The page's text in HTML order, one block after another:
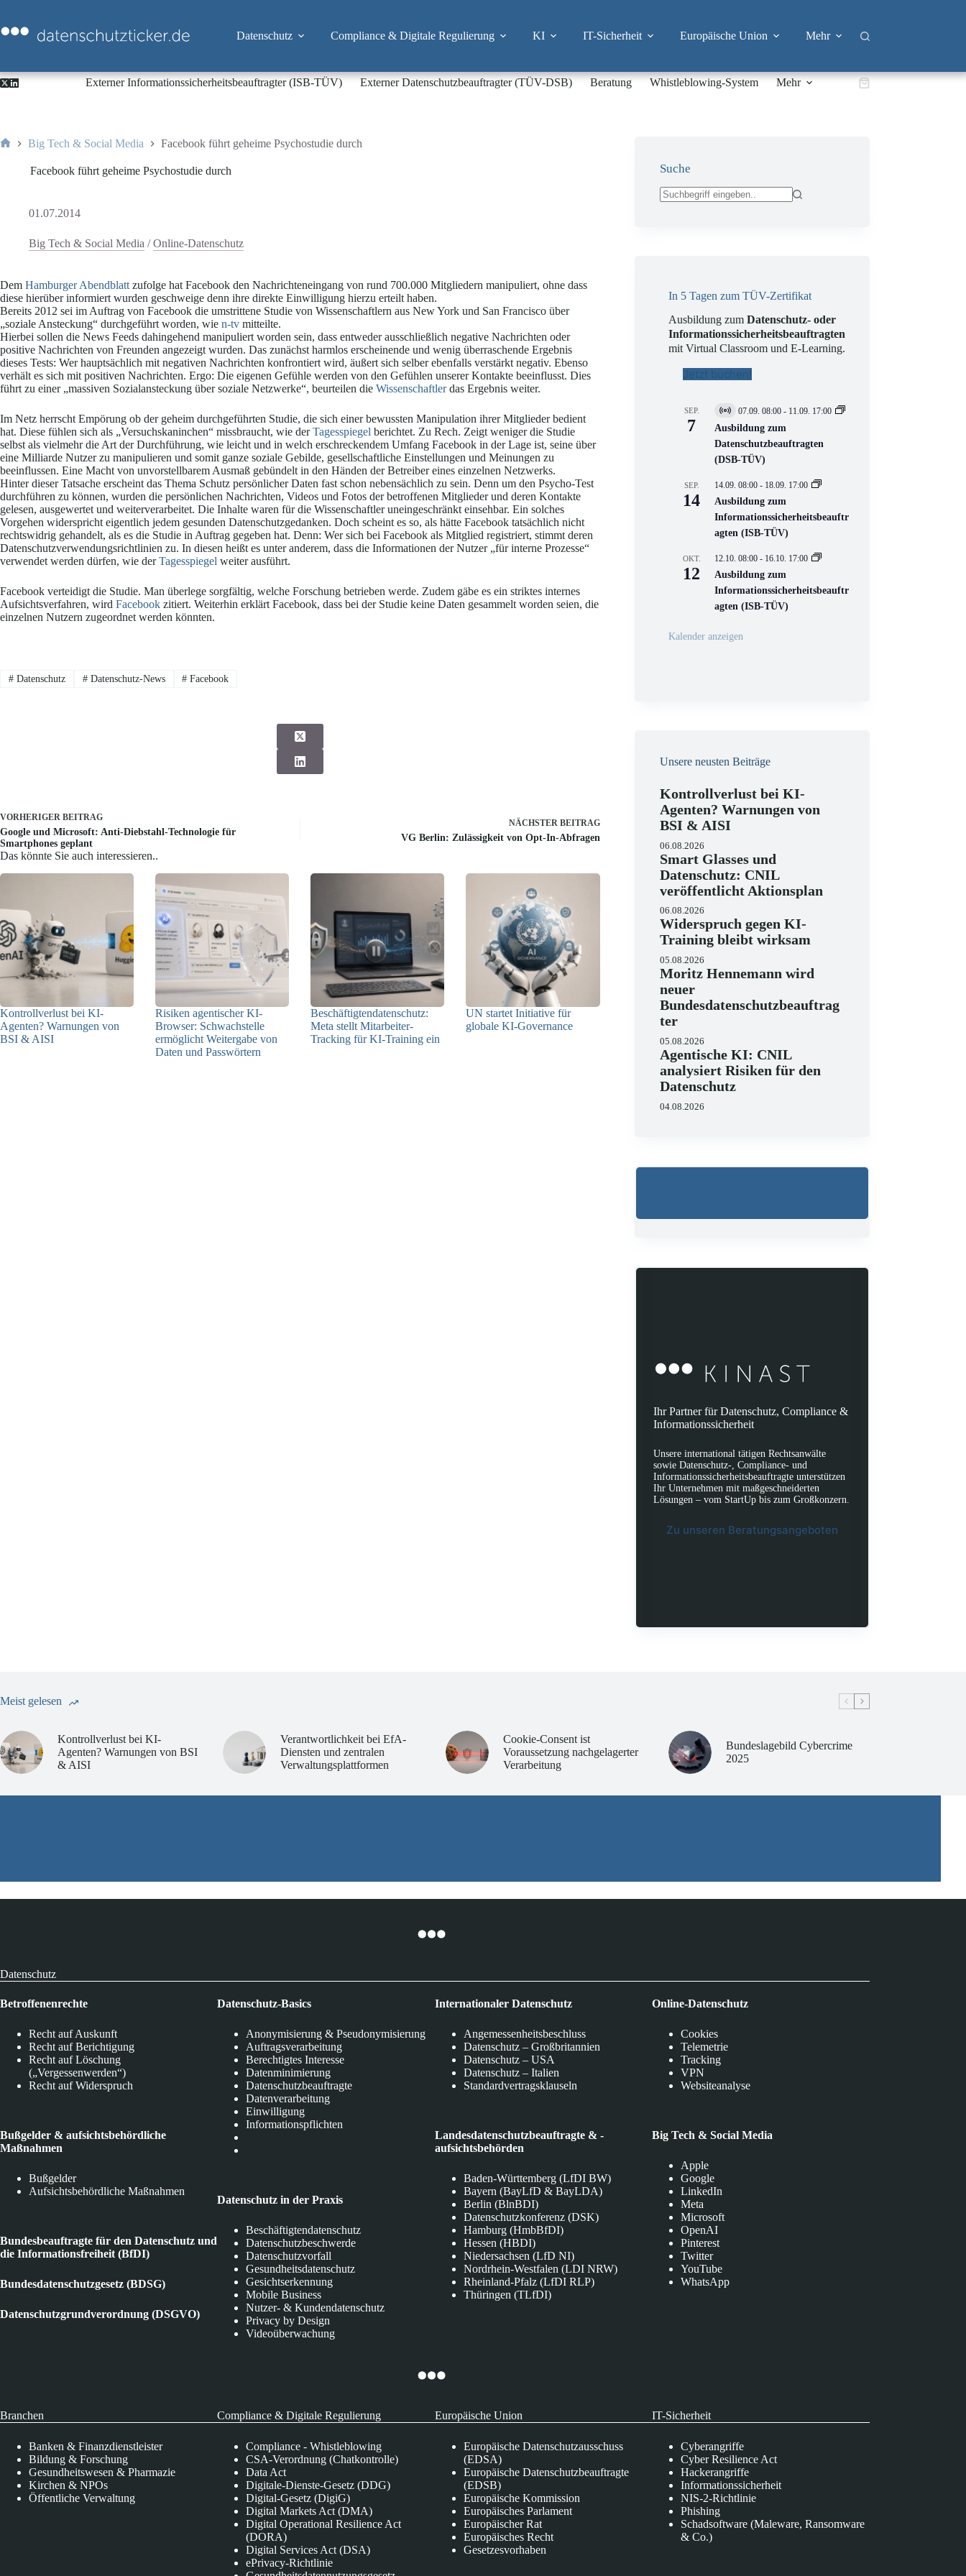
springen
Datenschutz Compliance & Digitale Regulierung KI IT-Sicherheit Europäische Union Mehr
Externer Informationssicherheitsbeauftragter (ISB-TÜV) Externer Datenschutzbeauftragter (TÜV-DSB) Beratung Whistleblowing-System Mehr Warenkorb
Big Tech & Social Media Facebook führt geheime Psychostudie durch
Facebook führt geheime Psychostudie durch
01.07.2014
Big Tech & Social Media /Online-Datenschutz
Dem Hamburger Abendblatt zufolge hat Facebook den Nachrichteneingang von rund 700.000 Mitgliedern manipuliert, ohne dass
diese hierüber informiert wurden geschweige denn ihre direkte Einwilligung hierzu erteilt haben.
Bereits 2012 sei im Auftrag von Facebook die umstrittene Studie von Wissenschaftlern aus New York und San Francisco über
„soziale Ansteckung“ durchgeführt worden, wie n-tv mitteilte.
Hierbei sollen die News Feeds dahingehend manipuliert worden sein, dass entweder ausschließlich negative Nachrichten oder
positive Nachrichten von Freunden angezeigt wurden. Das zunächst harmlos erscheinende und wenig überraschende Ergebnis
dieses Tests: Wer hauptsächlich mit negativen Nachrichten konfrontiert wird, äußert sich selber ebenfalls verstärkt negativ. Ebenso
verhält es sich mit positiven Nachrichten. Ergo: Die eigenen Gefühle werden von den Gefühlen unserer Kontakte beeinflusst. Dies
führt zu einer „massiven Sozialansteckung über soziale Netzwerke“, beurteilen die Wissenschaftlerdas Ergebnis weiter.
Im Netz herrscht Empörung ob der geheim durchgeführten Studie, die sich einer bewussten Manipulation ihrer Mitglieder bedient
hat. Diese fühlen sich als „Versuchskaninchen“ missbraucht, wie derTagesspiegel berichtet. Zu Rech. Zeigt weniger die Studie
selbst als vielmehr die Art der Durchführung, wie leicht und in welch erschreckendem Umfang Facebook in der Lage ist, seine über
eine Milliarde Nutzer zu manipulieren und somit ganze soziale Gebilde, gesellschaftliche Einstellungen und Meinungen zu
beeinflussen. Eine Macht von unvorstellbarem Ausmaß gebündelt in den Händen der Betreiber eines einzelnen Netzwerks.
Hinter dieser Tatsache erscheint das Thema Schutz persönlicher Daten fast schon nebensächlich zu sein. Denn um den Psycho-Test
durchführen zu können, wurden die persönlichen Nachrichten, Videos und Fotos der betroffenen Mitglieder und deren Kontakte
gelesen, ausgewertet und weiterverarbeitet. Die Inhalte waren für die Wissenschaftler uneingeschränkt einsehbar. Ein solches
Vorgehen widerspricht eigentlich jedem gesunden Datenschutzgedanken. Doch scheint es so, als hätte Facebook tatsächlich nicht
rechtswidrig gehandelt, als es die Studie in Auftrag gegeben hat. Denn: Wer sich bei Facebook als Mitglied registriert, stimmt deren
Datenschutzverwendungsrichtlinien zu. In diesen heißt es unter anderem, dass die Informationen der Nutzer „für interne Prozesse“
verwendet werden dürfen, wie derTagesspiegel weiter ausführt.
Facebook verteidigt die Studie. Man überlege sorgfältig, welche Forschung betrieben werde. Zudem gäbe es ein striktes internes
Aufsichtsverfahren, wird Facebook zitiert. Weiterhin erklärt Facebook, dass bei der Studie keine Daten gesammelt worden seien, die
einzelnen Nutzern zugeordnet werden könnten.
#Datenschutz #Datenschutz-News # Facebook
VORHERIGER BEITRAG
Google und Microsoft: Anti-Diebstahl-Technologie für
Smartphones geplant
NÄCHSTER BEITRAG
VG Berlin: Zulässigkeit von Opt-In-Abfragen
Das könnte Sie auch interessieren..
Kontrollverlust bei KI-
Agenten? Warnungen von
BSI & AISI
Risiken agentischer KI-
Browser: Schwachstelle
ermöglicht Weitergabe von
Daten und Passwörtern
Beschäftigtendatenschutz:
Meta stellt Mitarbeiter-
Tracking für KI-Training ein
UN startet Initiative für
globale KI-Governance
Suche
In 5 Tagen zum TÜV-Zertifikat
Ausbildung zumDatenschutz- oder
Informationssicherheitsbeauftragten
mit Virtual Classroom und E-Learning.
Jetzt buchen!
SEP.
7
V
i
t
u
l
V
e
r
n
s
t
a
t
n
07.09. 08:00 - 11.09. 17:00
Ausbildung zum
Datenschutzbeauftragten
(DSB-TÜV)
SEP.
14
14.09. 08:00 - 18.09. 17:00
Ausbildung zum
Informationssicherheitsbeauftr
agten (ISB-TÜV)
OKT.
12
12.10. 08:00 - 16.10. 17:00
Ausbildung zum
Informationssicherheitsbeauftr
agten (ISB-TÜV)
Kalender anzeigen
Unsere neusten Beiträge
Kontrollverlust bei KI-
Agenten? Warnungen von
BSI & AISI
06.08.2026
Smart Glasses und
Datenschutz: CNIL
veröffentlicht Aktionsplan
06.08.2026
Widerspruch gegen KI-
Training bleibt wirksam
05.08.2026
Moritz Hennemann wird
neuer
Bundesdatenschutzbeauftrag
ter
05.08.2026
Agentische KI: CNIL
analysiert Risiken für den
Datenschutz
04.08.2026
Ihr Partner für Datenschutz, Compliance &
Informationssicherheit
Unsere international tätigen Rechtsanwälte
sowie Datenschutz-, Compliance- und
Informationssicherheitsbeauftragte unterstützen
Ihr Unternehmen mit maßgeschneiderten
Lösungen – vom StartUp bis zum Großkonzern.
Zu unseren Beratungsangeboten
Meist gelesen
Kontrollverlust bei KI-
Agenten? Warnungen von BSI
& AISI
Verantwortlichkeit bei EfA-
Diensten und zentralen
Verwaltungsplattformen
Cookie-Consent ist
Voraussetzung nachgelagerter
Verarbeitung
Bundeslagebild Cybercrime
2025
Datenschutz
Betroffenenrechte
Recht auf Auskunft
Recht auf Berichtigung
Recht auf Löschung
(„Vergessenwerden“)
Recht auf Widerspruch
Bußgelder & aufsichtsbehördliche
Maßnahmen
Bußgelder
Aufsichtsbehördliche Maßnahmen
Bundesbeauftragte für den Datenschutz und
die Informationsfreiheit (BfDI)
Bundesdatenschutzgesetz (BDSG)
Datenschutzgrundverordnung (DSGVO)
Datenschutz-Basics
Anonymisierung & Pseudonymisierung
Auftragsverarbeitung
Berechtigtes Interesse
Datenminimierung
Datenschutzbeauftragte
Datenverarbeitung
Einwilligung
Informationspflichten
Datenschutz in der Praxis
Beschäftigtendatenschutz
Datenschutzbeschwerde
Datenschutzvorfall
Gesundheitsdatenschutz
Gesichtserkennung
Mobile Business
Nutzer- & Kundendatenschutz
Privacy by Design
Videoüberwachung
Internationaler Datenschutz
Angemessenheitsbeschluss
Datenschutz – Großbritannien
Datenschutz – USA
Datenschutz – Italien
Standardvertragsklauseln
Landesdatenschutzbeauftragte & -
aufsichtsbehörden
Baden-Württemberg (LfDI BW)
Bayern (BayLfD & BayLDA)
Berlin (BlnBDI)
Datenschutzkonferenz (DSK)
Hamburg (HmbBfDI)
Hessen (HBDI)
Niedersachsen (LfD NI)
Nordrhein-Westfalen (LDI NRW)
Rheinland-Pfalz (LfDI RLP)
Thüringen (TLfDI)
Online-Datenschutz
Cookies
Telemetrie
Tracking
VPN
Websiteanalyse
Big Tech & Social Media
Apple
Google
LinkedIn
Meta
Microsoft
OpenAI
Pinterest
Twitter
YouTube
WhatsApp
Branchen
Banken & Finanzdienstleister
Bildung & Forschung
Gesundheitswesen & Pharmazie
Kirchen & NPOs
Öffentliche Verwaltung
Compliance & Digitale Regulierung
Compliance - Whistleblowing
CSA-Verordnung (Chatkontrolle)
Data Act
Digitale-Dienste-Gesetz (DDG)
Digital-Gesetz (DigiG)
Digital Markets Act (DMA)
Digital Operational Resilience Act
(DORA)
Digital Services Act (DSA)
ePrivacy-Richtlinie
Europäische Union
Europäische Datenschutzausschuss
(EDSA)
Europäische Datenschutzbeauftragte
(EDSB)
Europäische Kommission
Europäisches Parlament
Europäischer Rat
Europäisches Recht
Gesetzesvorhaben
IT-Sicherheit
Cyberangriffe
Cyber Resilience Act
Hackerangriffe
Informationssicherheit
NIS-2-Richtlinie
Phishing
Schadsoftware (Maleware, Ransomware
& Co.)